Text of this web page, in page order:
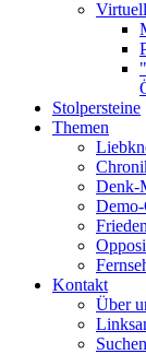
Stolpersteine
Themen
Denk-
Kontakt
Über
Suchen